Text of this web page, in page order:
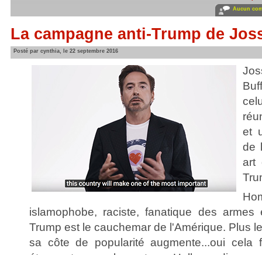
Aucun
La campagne anti-Trump de
Posté par cynthia, le 22 septembre 2016
et
de
art
islamophobe, raciste, fanatique des
Trump est le cauchemar de l'Amérique. Plus
sa côte de popularité augmente...oui